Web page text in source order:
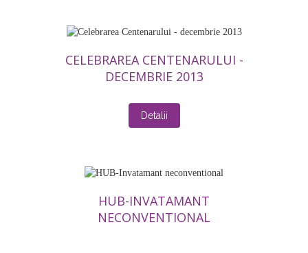
CELEBRAREA CENTENARULUI -
DECEMBRIE 2013
Detalii
HUB-INVATAMANT
NECONVENTIONAL